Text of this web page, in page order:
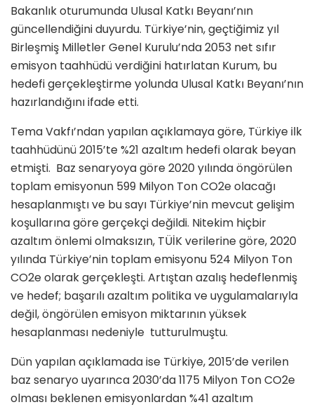
Bakanlık oturumunda Ulusal Katkı Beyanı’nın
güncellendiğini duyurdu. Türkiye’nin, geçtiğimiz yıl
Birleşmiş Milletler Genel Kurulu’nda 2053 net sıfır
emisyon taahhüdü verdiğini hatırlatan Kurum, bu
hedefi gerçekleştirme yolunda Ulusal Katkı Beyanı’nın
hazırlandığını ifade etti.
Tema Vakfı’ndan yapılan açıklamaya göre, Türkiye ilk
taahhüdünü 2015’te %21 azaltım hedefi olarak beyan
etmişti. Baz senaryoya göre 2020 yılında öngörülen
toplam emisyonun 599 Milyon Ton CO2e olacağı
hesaplanmıştı ve bu sayı Türkiye’nin mevcut gelişim
koşullarına göre gerçekçi değildi. Nitekim hiçbir
azaltım önlemi olmaksızın, TÜİK verilerine göre, 2020
yılında Türkiye’nin toplam emisyonu 524 Milyon Ton
CO2e olarak gerçekleşti. Artıştan azalış hedeflenmiş
ve hedef; başarılı azaltım politika ve uygulamalarıyla
değil, öngörülen emisyon miktarının yüksek
hesaplanması nedeniyle tutturulmuştu.
Dün yapılan açıklamada ise Türkiye, 2015’de verilen
baz senaryo uyarınca 2030’da 1175 Milyon Ton CO2e
olması beklenen emisyonlardan %41 azaltım